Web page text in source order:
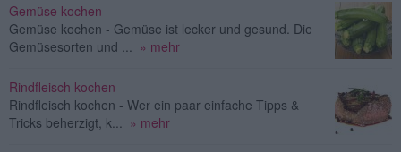
Gemüse kochen
Gemüse kochen - Gemüse ist lecker und gesund. Die
Gemüsesorten und ...
» mehr
Rindfleisch kochen
Rindfleisch kochen - Wer ein paar einfache Tipps &
Tricks beherzigt, k...
» mehr